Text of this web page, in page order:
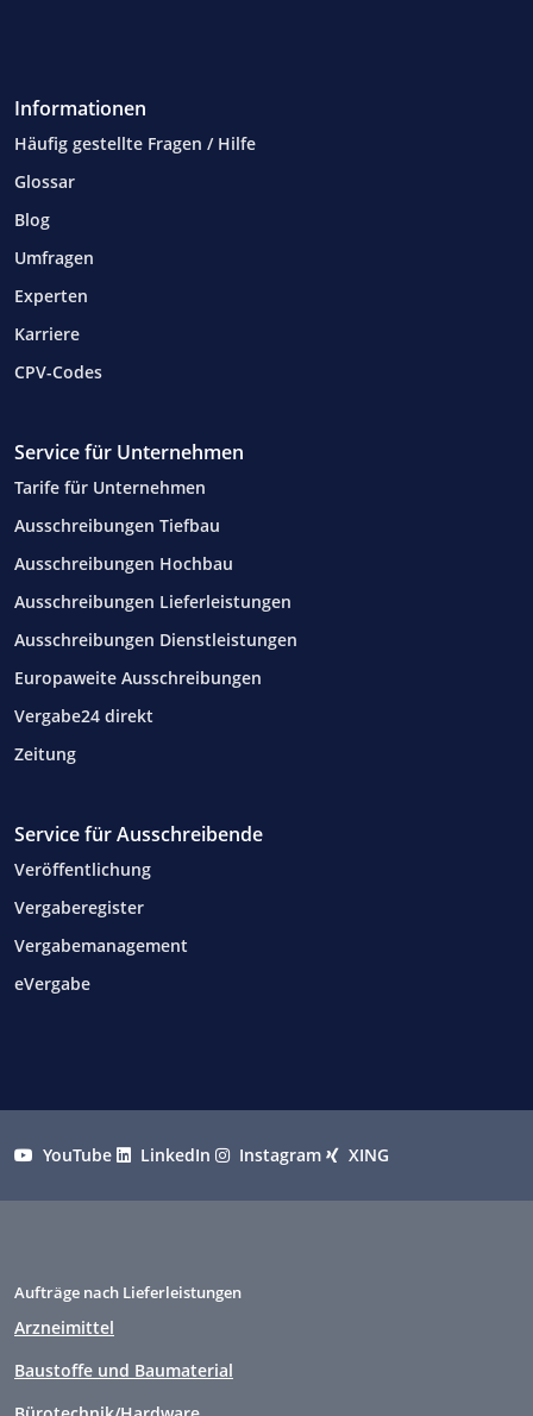
Informationen
Häufig gestellte Fragen / Hilfe
Glossar
Blog
Umfragen
Experten
Karriere
CPV-Codes
Service für Unternehmen
Tarife für Unternehmen
Ausschreibungen Tiefbau
Ausschreibungen Hochbau
Ausschreibungen Lieferleistungen
Ausschreibungen Dienstleistungen
Europaweite Ausschreibungen
Vergabe24 direkt
Zeitung
Service für Ausschreibende
Veröffentlichung
Vergaberegister
Vergabemanagement
eVergabe
YouTube LinkedIn Instagram XING
Aufträge nach Lieferleistungen
Arzneimittel
Baustoffe und Baumaterial